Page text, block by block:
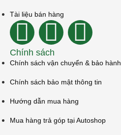
Tài liệu bán hàng
Chính sách
Chính sách vận chuyển & bảo hành
Chính sách bảo mật thông tin
Hướng dẫn mua hàng
Mua hàng trả góp tại Autoshop